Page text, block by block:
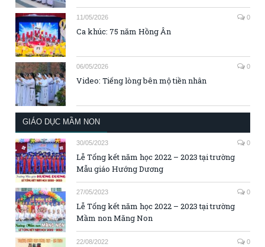
11/05/2026 0
Ca khúc: 75 năm Hồng Ân
06/05/2026 0
Video: Tiếng lòng bên mộ tiền nhân
GIÁO DỤC MẦM NON
30/05/2023 0
Lễ Tổng kết năm học 2022 – 2023 tại trường
Mẫu giáo Hướng Dương
27/05/2023 0
Lễ Tổng kết năm học 2022 – 2023 tại trường
Mầm non Măng Non
22/08/2022 0